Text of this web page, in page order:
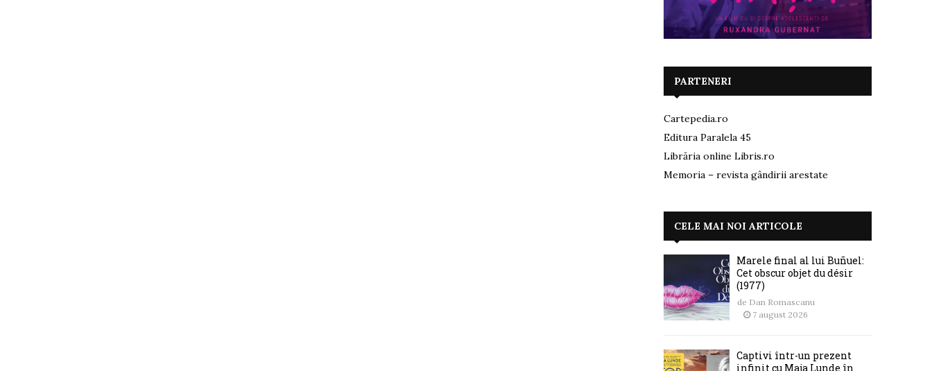
PARTENERI
Cartepedia.ro
Editura Paralela 45
Librăria online Libris.ro
Memoria – revista gândirii arestate
CELE MAI NOI ARTICOLE
Marele final al lui Buñuel:
Cet obscur objet du désir
(1977)
de Dan Romascanu
7 august 2026
Captivi într-un prezent
infinit cu Maja Lunde în